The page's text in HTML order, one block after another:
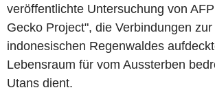
veröffentlichte Untersuchung von
Gecko Project", die Verbindungen
indonesischen Regenwaldes
Lebensraum für vom Aussterben
Utans dient.